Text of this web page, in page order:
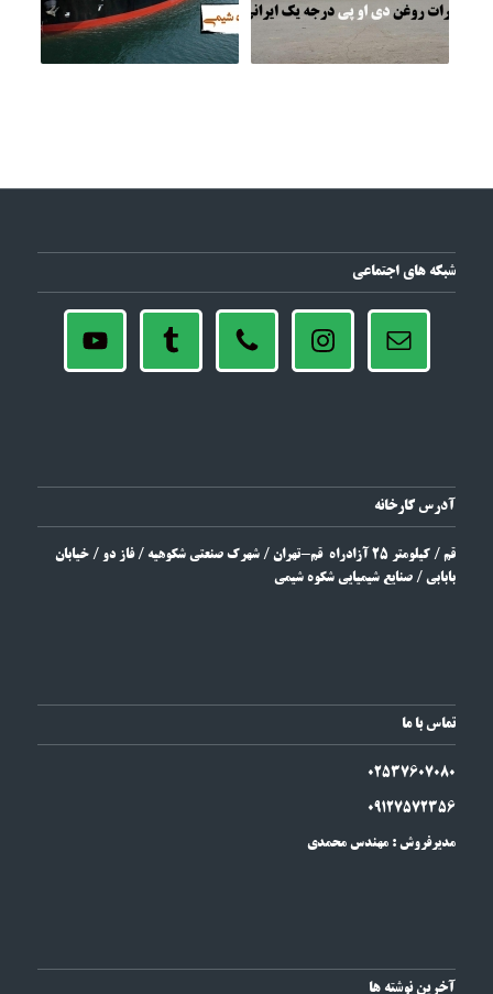
شبکه های اجتماعی
آدرس کارخانه
قم / کیلومتر 25 آزادراه قم-تهران / شهرک صنعتی شکوهیه / فاز دو / خیابان
بابابی / صنایع شیمیایی شکوه شیمی
تماس با ما
02537607080
09127572356
مدیرفروش : مهندس محمدی
آخرین نوشته ها